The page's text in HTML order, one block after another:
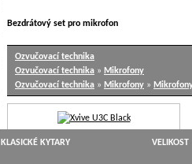
Bezdrátový set pro mikrofon
Ozvučovací technika
Ozvučovací technika » Mikrofony
Ozvučovací technika » Mikrofony »
KLASICKÉ KYTARY